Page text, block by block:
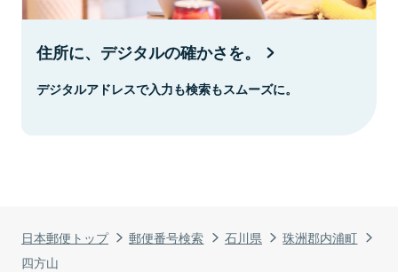
日本郵便トップ 郵便番号検索 石川県
珠洲郡内浦町
四方山
住所に、デジタルの確かさを。
デジタルアドレスで入力も検索もスムーズに。